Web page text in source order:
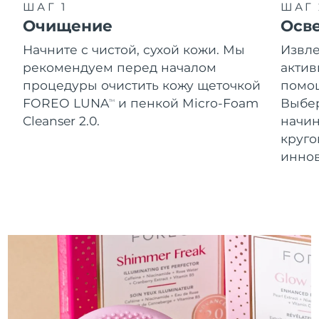
ШАГ 1
Очищение
Начните с чистой, сухой кожи. Мы
рекомендуем перед началом
процедуры очистить кожу щеточкой
FOREO LUNATM
и пенкой Micro-Foam
Cleanser 2.0.
ШАГ
8/10/26
Словения
8/10/26
Южно-Африканская
Республика
Ожидаемая дата доставки
Ожидаемая дата доставки
8/12/26
Швейцария
Ожидаемая дата доставки
Тайвань
Ожидаемая дата доставки
8/15/26